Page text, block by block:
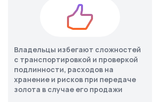
Владельцы избегают сложностей
с транспортировкой и проверкой
подлинности, расходов на
хранение и рисков при передаче
золота в случае его продажи